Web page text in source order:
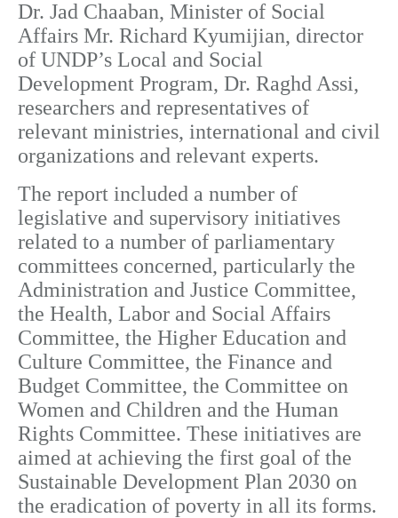
Dr. Jad Chaaban, Minister of Social
Affairs Mr. Richard Kyumijian, director
of UNDP’s Local and Social
Development Program, Dr. Raghd Assi,
researchers and representatives of
relevant ministries, international and civil
organizations and relevant experts.
The report included a number of
legislative and supervisory initiatives
related to a number of parliamentary
committees concerned, particularly the
Administration and Justice Committee,
the Health, Labor and Social Affairs
Committee, the Higher Education and
Culture Committee, the Finance and
Budget Committee, the Committee on
Women and Children and the Human
Rights Committee. These initiatives are
aimed at achieving the first goal of the
Sustainable Development Plan 2030 on
the eradication of poverty in all its forms.